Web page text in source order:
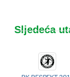
Sljedeća